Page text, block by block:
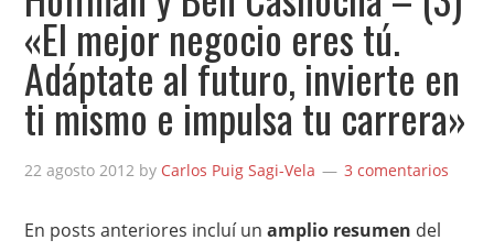
«El mejor negocio eres tú.
Adáptate al futuro, invierte en
ti mismo e impulsa tu carrera»
22 agosto 2012 by Carlos Puig Sagi-Vela 3 comentarios
En posts anteriores incluí unamplio resumen del